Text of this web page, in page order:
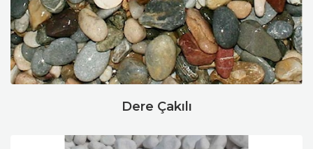
Dere Çakılı